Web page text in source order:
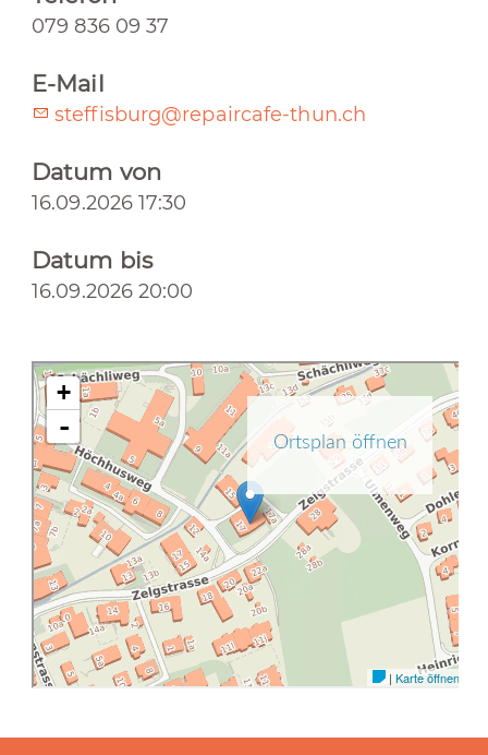
079 836 09 37
E-Mail
steffisburg@repaircafe-thun.ch
Datum von
16.09.2026 17:30
Datum bis
16.09.2026 20:00